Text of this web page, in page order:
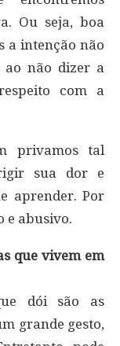
Ou seja, boa
a intenção não
ao não dizer a
com a
privamos tal
sua dor e
aprender. Por
e abusivo.
que vivem em
dói são as
grande gesto,